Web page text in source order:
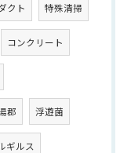
クト 特殊清掃
コンクリート
郡 浮遊菌
ギルス